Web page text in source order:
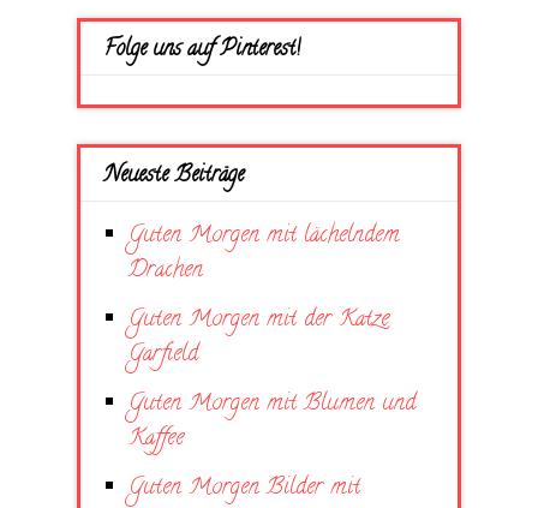
Folge uns auf Pinterest!
Neueste Beiträge
Guten Morgen mit lächelndem
Drachen
Guten Morgen mit der Katze
Garfield
Guten Morgen mit Blumen und
Kaffee
Guten Morgen Bilder mit